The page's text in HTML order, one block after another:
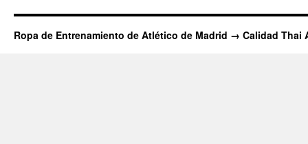
Ropa de Entrenamiento de Atlético de Madrid → Calidad Thai